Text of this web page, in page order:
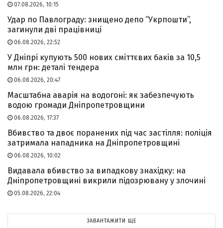
07.08.2026, 10:15
Удар по Павлограду: знищено депо “Укрпошти”,
загинули дві працівниці
06.08.2026, 22:52
У Дніпрі купують 500 нових сміттєвих баків за 10,5
млн грн: деталі тендера
06.08.2026, 20:47
Масштабна аварія на водогоні: як забезпечують
водою громади Дніпропетровщини
06.08.2026, 17:37
Вбивство та двоє поранених під час застілля: поліція
затримала нападника на Дніпропетровщині
06.08.2026, 10:02
Видавала вбивство за випадкову знахідку: на
Дніпропетровщині викрили підозрювану у злочині
05.08.2026, 22:04
ЗАВАНТАЖИТИ ЩЕ